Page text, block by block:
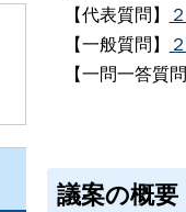
【代表質問】
【一般質問】
【一問一答質
議案の概要